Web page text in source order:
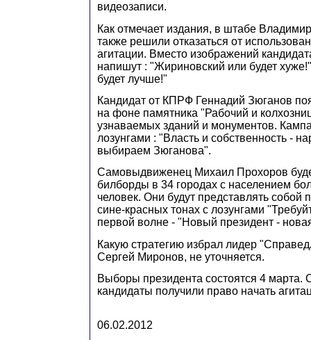
видеозаписи.
Как отмечает издания, в штабе
также решили отказаться от
агитации. Вместо изображений
напишут : "Жириновский или будет
будет лучше!"
Кандидат от КПРФ Геннадий Зюганов
на фоне памятника "Рабочий и
узнаваемых зданий и монументов.
лозунгами : "Власть и собственность -
выбираем Зюганова".
Самовыдвиженец Михаил Прохоров
билборды в 34 городах с населением
человек. Они будут представлять собой
сине-красных тонах с лозунгами
первой волне - "Новый президент -
Какую стратегию избрал лидер
Сергей Миронов, не уточняется.
Выборы президента состоятся 4 марта.
кандидаты получили право начать
06.02.2012